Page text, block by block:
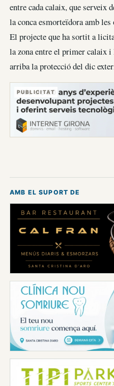
entre cada calaix, que serveix
la conca esmorteïdora amb les
El projecte que ha sortit a
la zona entre el primer calaix
arriba la protecció del dic
PUBLICITAT
AMB EL SUPORT DE